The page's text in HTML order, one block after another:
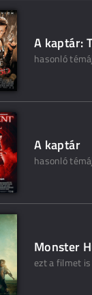
A kaptár:
hasonló
A kaptár
hasonló
Monster
ezt a filmet is